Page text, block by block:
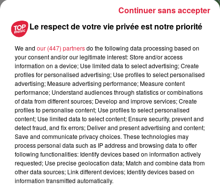
Vous pouvez soutenir Constance dans une campagne de
Le respect de votre vie privée est notre priorité
We and our (447) partnersdo the following data processing based on
your consent and/or our legitimate interest: Store and/or access
information on a device; Use limited data to select advertising; Create
profiles for personalised advertising; Use profiles to select personalised
advertising; Measure advertising performance; Measure content
performance; Understand audiences through statistics or combinations
of data from different sources; Develop and improve services; Create
profiles to personalise content; Use profiles to select personalised
content; Use limited data to select content; Ensure security, prevent and
detect fraud, and fix errors; Deliver and present advertising and content;
Save and communicate privacy choices. These technologies may
process personal data such as IP address and browsing data to offer
following functionalities: Identify devices based on information actively
requested; Use precise geolocation data; Match and combine data from
other data sources; Link different devices; Identify devices based on
information transmitted automatically.
Continuer sans accepter